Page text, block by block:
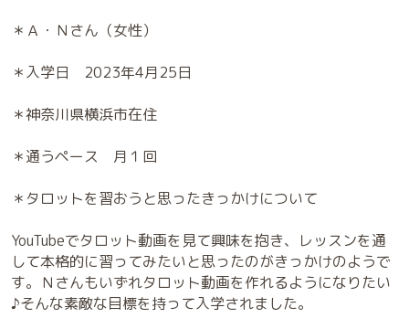
＊Ａ・Ｎさん（女性）
＊入学日 2023年4月25日
＊神奈川県横浜市在住
＊通うペース 月１回
＊タロットを習おうと思ったきっかけについて
YouTubeでタロット動画を見て興味を抱き、レッスンを通
して本格的に習ってみたいと思ったのがきっかけのようで
す。Ｎさんもいずれタロット動画を作れるようになりたい
♪そんな素敵な目標を持って入学されました。